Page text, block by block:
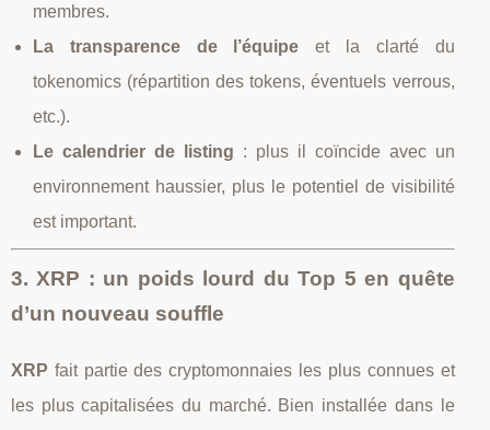
membres.
La transparence de l’équipe et la clarté du
tokenomics (répartition des tokens, éventuels verrous,
etc.).
Le calendrier de listing : plus il coïncide avec un
environnement haussier, plus le potentiel de visibilité
est important.
3. XRP : un poids lourd du Top 5 en quête
d’un nouveau souffle
XRP fait partie des cryptomonnaies les plus connues et
les plus capitalisées du marché. Bien installée dans le